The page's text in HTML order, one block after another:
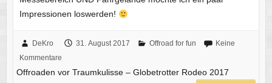
Impressionen loswerden!
DeKro 31. August 2017 Offroad for fun
Keine
Kommentare
Offroaden vor Traumkulisse – Globetrotter Rodeo 2017